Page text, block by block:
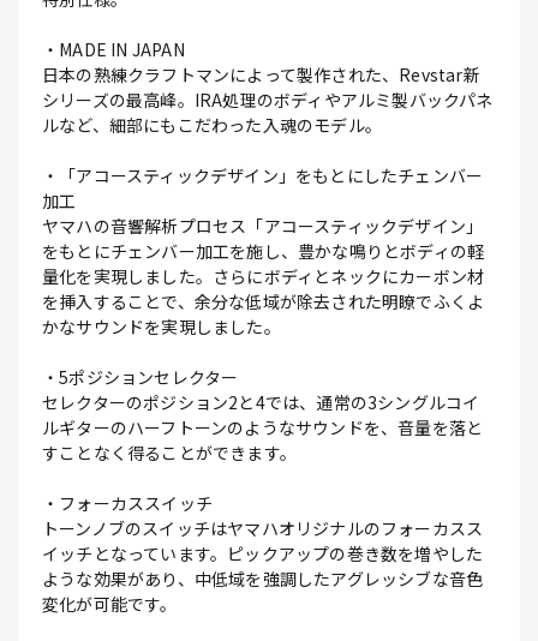
・MADE IN JAPAN
日本の熟練クラフトマンによって製作された、Revstar新
シリーズの最高峰。IRA処理のボディやアルミ製バックパネ
ルなど、細部にもこだわった入魂のモデル。
・「アコースティックデザイン」をもとにしたチェンバー
加工
ヤマハの音響解析プロセス「アコースティックデザイン」
をもとにチェンバー加工を施し、豊かな鳴りとボディの軽
量化を実現しました。さらにボディとネックにカーボン材
を挿入することで、余分な低域が除去された明瞭でふくよ
かなサウンドを実現しました。
・5ポジションセレクター
セレクターのポジション2と4では、通常の3シングルコイ
ルギターのハーフトーンのようなサウンドを、音量を落と
すことなく得ることができます。
・フォーカススイッチ
トーンノブのスイッチはヤマハオリジナルのフォーカスス
イッチとなっています。ピックアップの巻き数を増やした
ような効果があり、中低域を強調したアグレッシブな音色
変化が可能です。